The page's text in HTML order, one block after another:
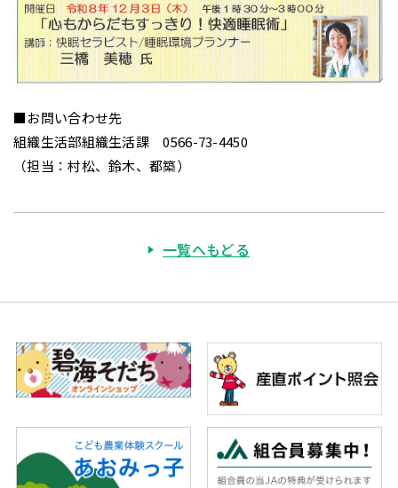
■お問い合わせ先
組織生活部組織生活課 0566-73-4450
（担当：村松、鈴木、都築）
一覧へもどる